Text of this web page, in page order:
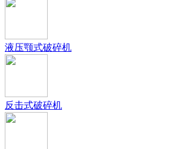
液压颚式破碎机
反击式破碎机